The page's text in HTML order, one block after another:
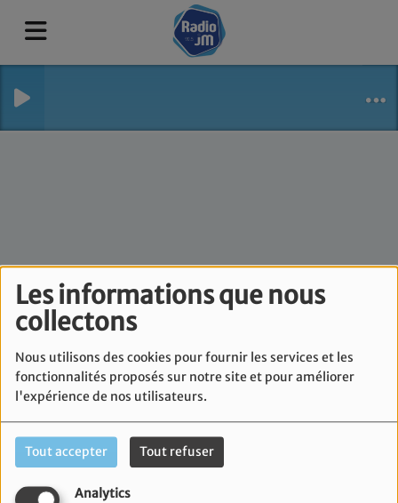
Les informations que nous
collectons
Nous utilisons des cookies pour fournir les services et les
fonctionnalités proposés sur notre site et pour améliorer
l'expérience de nos utilisateurs.
Tout accepter Tout refuser
Analytics
Sur le chemin des
prophètes